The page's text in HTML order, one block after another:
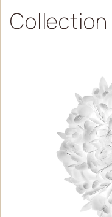
Collection